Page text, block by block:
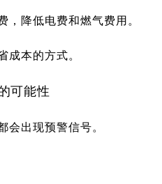
，降低电费和燃气费用。
成本的方式。
可能性
会出现预警信号。